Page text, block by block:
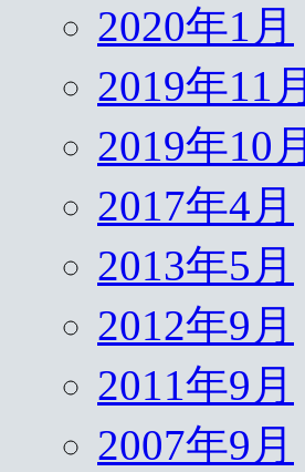
2020年1月
2019年11月
2019年10月
2017年4月
2013年5月
2012年9月
2011年9月
2007年9月